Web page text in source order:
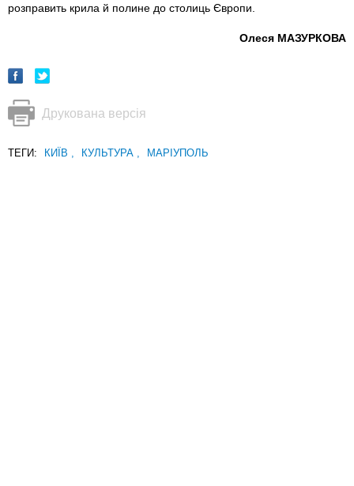
розправить крила й полине до столиць Європи.
Олеся МАЗУРКОВА
Друкована версія
ТЕГИ: КИЇВ КУЛЬТУРА МАРІУПОЛЬ